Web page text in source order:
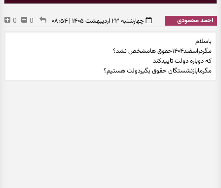
احمد محمودی چهارشنبه ۲۳ اردیبهشت ۱۴۰۵ | ۰۸:۵۴ 0
0
باسلام
مگردراسفند۱۴۰۴حقوق هامشخص نشد؟
که دوباره دولت تاییدکند
مگرمابازنشستگان حقوق بگیردولت هستیم؟